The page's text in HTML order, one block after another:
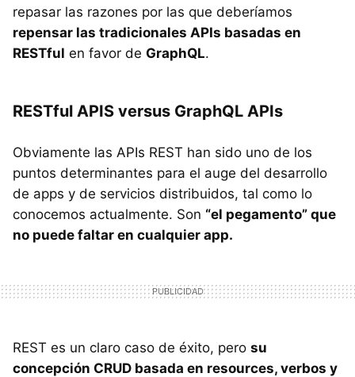
repasar las razones por las que deberíamos
repensar las tradicionales APIs basadas en
RESTful en favor de GraphQL.
RESTful APIS versus GraphQL APIs
Obviamente las APIs REST han sido uno de los
puntos determinantes para el auge del desarrollo
de apps y de servicios distribuidos, tal como lo
conocemos actualmente. Son “el pegamento” que
no puede faltar en cualquier app.
REST es un claro caso de éxito, pero su
concepción CRUD basada en resources, verbos y